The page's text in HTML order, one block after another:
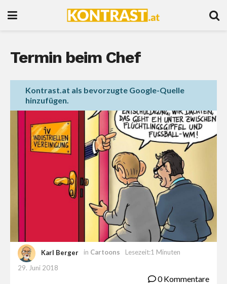
Termin beim Chef
Kontrast.at als bevorzugte Google-Quelle
hinzufügen.
Karl Berger in Cartoons
Lesezeit:1 Minuten
29. Juni 2018
0 Kommentare